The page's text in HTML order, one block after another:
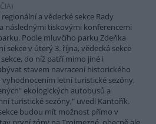
ČIA)
a vědecké sekce Rady
a následnými tiskovými konferencemi
Podle mluvčího parku Zdeňka
sekce v úterý 3. října, vědecká sekce
do níž patří mimo jiné i
stavem navracení historického
letní turistické sezóny,
ekologických autobusů a
turistické sezóny," uvedl Kantořík.
budou mít možnost přímo v